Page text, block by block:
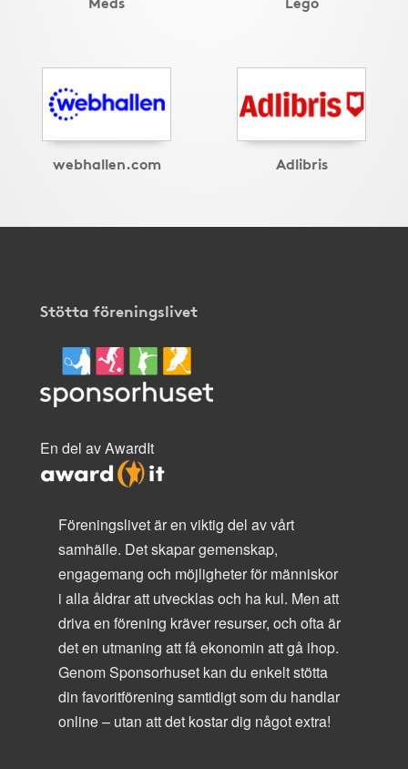
webhallen.com Adlibris
Stötta föreningslivet
En del av AwardIt
Föreningslivet är en viktig del av vårt
samhälle. Det skapar gemenskap,
engagemang och möjligheter för människor
i alla åldrar att utvecklas och ha kul. Men att
driva en förening kräver resurser, och ofta är
det en utmaning att få ekonomin att gå ihop.
Genom Sponsorhuset kan du enkelt stötta
din favoritförening samtidigt som du handlar
online – utan att det kostar dig något extra!